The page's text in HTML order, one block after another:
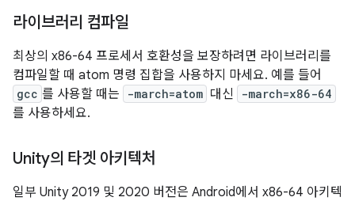
라이브러리 컴파일
최상의 x86-64 프로세서 호환성을 보장하려면 라이브러리를
컴파일할 때 atom 명령 집합을 사용하지 마세요. 예를 들어
gcc 를 사용할 때는 -march=atom 대신 -march=x86-64
를 사용하세요.
Unity의 타겟 아키텍처
일부 Unity 2019 및 2020 버전은 Android에서 x86-64 아키텍